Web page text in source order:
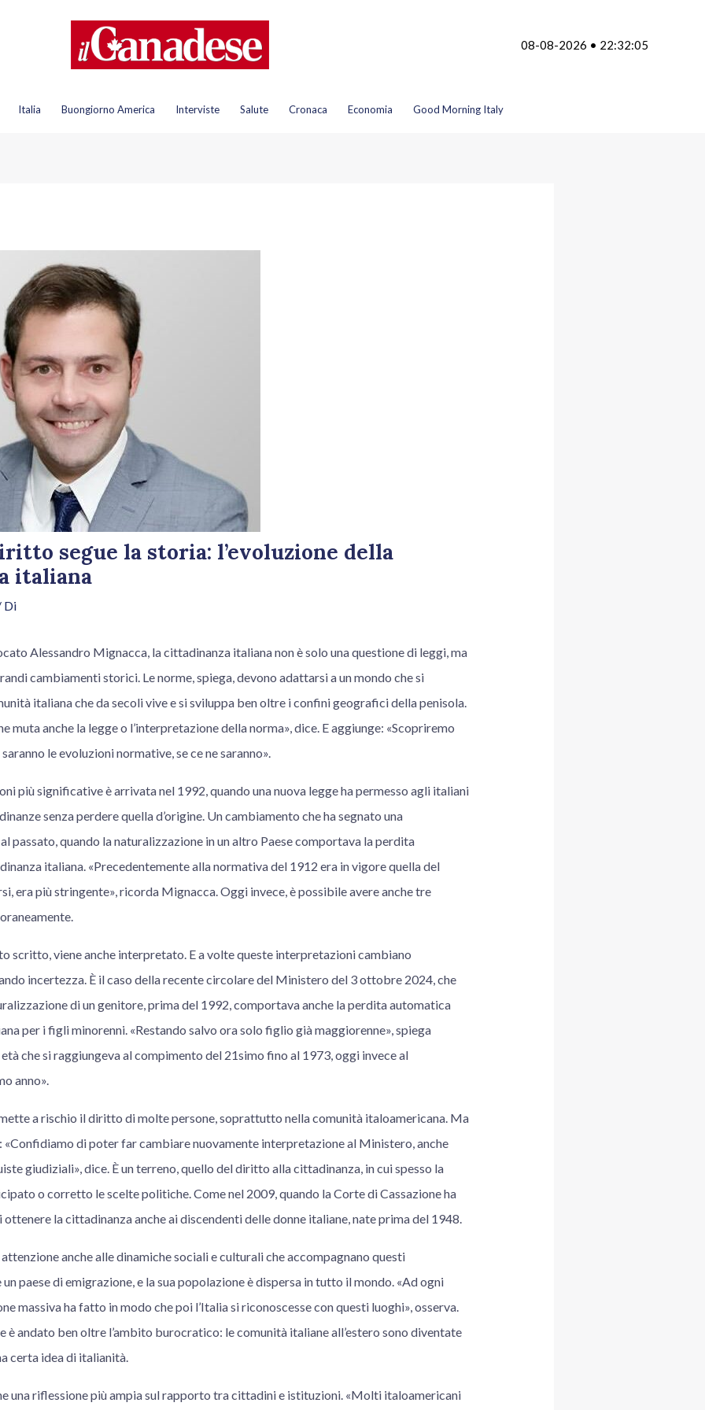
08-08-2026 • 22:32:05
Italia Buongiorno America Interviste Salute Cronaca Economia Good Morning Italy
segue la storia: l’evoluzione della
italiana
Di
Alessandro Mignacca, la cittadinanza italiana non è solo una questione di leggi, ma
cambiamenti storici. Le norme, spiega, devono adattarsi a un mondo che si
italiana che da secoli vive e si sviluppa ben oltre i confini geografici della penisola.
muta anche la legge o l’interpretazione della norma», dice. E aggiunge: «Scopriremo
le evoluzioni normative, se ce ne saranno».
più significative è arrivata nel 1992, quando una nuova legge ha permesso agli italiani
senza perdere quella d’origine. Un cambiamento che ha segnato una
passato, quando la naturalizzazione in un altro Paese comportava la perdita
italiana. «Precedentemente alla normativa del 1912 era in vigore quella del
era più stringente», ricorda Mignacca. Oggi invece, è possibile avere anche tre
scritto, viene anche interpretato. E a volte queste interpretazioni cambiano
incertezza. È il caso della recente circolare del Ministero del 3 ottobre 2024, che
di un genitore, prima del 1992, comportava anche la perdita automatica
per i figli minorenni. «Restando salvo ora solo figlio già maggiorenne», spiega
che si raggiungeva al compimento del 21simo fino al 1973, oggi invece al
anno».
a rischio il diritto di molte persone, soprattutto nella comunità italoamericana. Ma
«Confidiamo di poter far cambiare nuovamente interpretazione al Ministero, anche
giudiziali», dice. È un terreno, quello del diritto alla cittadinanza, in cui spesso la
o corretto le scelte politiche. Come nel 2009, quando la Corte di Cassazione ha
la cittadinanza anche ai discendenti delle donne italiane, nate prima del 1948.
anche alle dinamiche sociali e culturali che accompagnano questi
un paese di emigrazione, e la sua popolazione è dispersa in tutto il mondo. «Ad ogni
massiva ha fatto in modo che poi l’Italia si riconoscesse con questi luoghi», osserva.
è andato ben oltre l’ambito burocratico: le comunità italiane all’estero sono diventate
certa idea di italianità.
una riflessione più ampia sul rapporto tra cittadini e istituzioni. «Molti italoamericani